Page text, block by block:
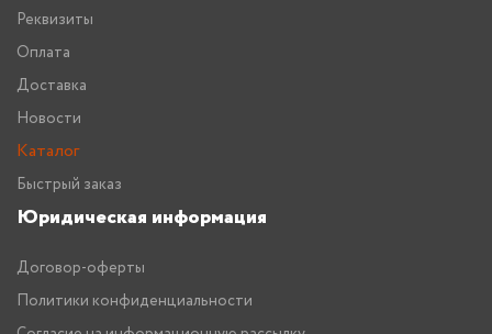
Реквизиты
Оплата
Доставка
Новости
Каталог
Быстрый заказ
Юридическая информация
Договор-оферты
Политики конфиденциальности